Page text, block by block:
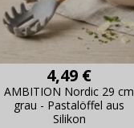
4,49 €
AMBITION Nordic 29 cm
grau - Pastalöffel aus
Silikon